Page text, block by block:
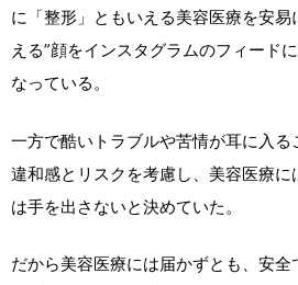
に「整形」ともいえる美容医療を安
える”顔をインスタグラムのフィード
なっている。
一方で酷いトラブルや苦情が耳に入
違和感とリスクを考慮し、美容医療
は手を出さないと決めていた。
だから美容医療には届かずとも、安